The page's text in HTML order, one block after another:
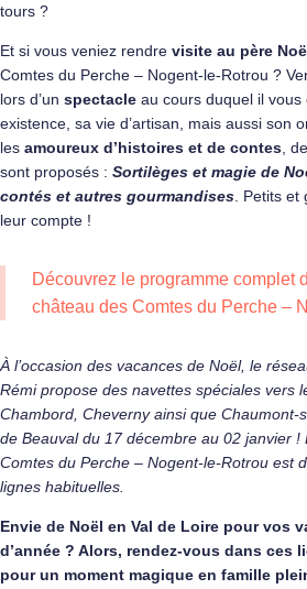
tours ?
Et si vous veniez rendre visite au père
Comtes du Perche – Nogent-le-Rotrou ?
lors d’un spectacle au cours duquel il vous
existence, sa vie d’artisan, mais aussi son
les amoureux d’histoires et de contes ,
sont proposés : Sortilèges et magie de
contés et autres gourmandises . Petits
leur compte !
Découvrez le programme complet
château des Comtes du Perche –
À l’occasion des vacances de Noël, le
Rémi propose des navettes spéciales vers
Chambord, Cheverny ainsi que Chaumont-
de Beauval du 17 décembre au 02 janvier !
Comtes du Perche – Nogent-le-Rotrou est
lignes habituelles.
Envie de Noël en Val de Loire pour vos
d’année ? Alors, rendez-vous dans ces
pour un moment magique en famille